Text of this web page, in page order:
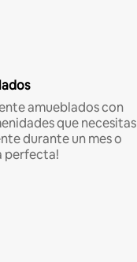
amueblados con
que necesitas
durante un mes o
perfecta!